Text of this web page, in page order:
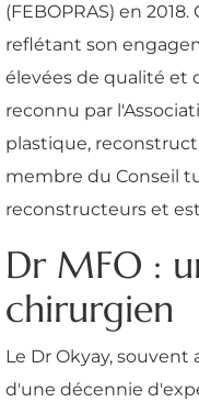
(FEBOPRAS) en
reflétant son
élevées de qualité et
reconnu par
plastique,
membre du Conseil
reconstructeurs et
Dr MFO :
chirurgien
Le Dr Okyay, souvent
d'une décennie